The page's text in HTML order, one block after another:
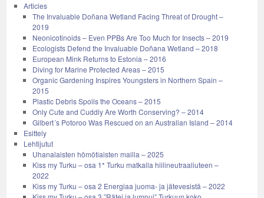
Articles
The Invaluable Doñana Wetland Facing Threat of Drought –
2019
Neonicotinoids – Even PPBs Are Too Much for Insects – 2019
Ecologists Defend the Invaluable Doñana Wetland – 2018
European Mink Returns to Estonia – 2016
Diving for Marine Protected Areas – 2015
Organic Gardening Inspires Youngsters in Northern Spain –
2015
Plastic Debris Spoils the Oceans – 2015
Only Cute and Cuddly Are Worth Conserving? – 2014
Gilbert´s Potoroo Was Rescued on an Australian Island – 2014
Esittely
Lehtijutut
Uhanalaisten hömötiaisten mailla – 2025
Kiss my Turku – osa 1* Turku matkalla hiilineutraaliuteen –
2022
Kiss my Turku – osa 2 Energiaa juoma- ja jätevesistä – 2022